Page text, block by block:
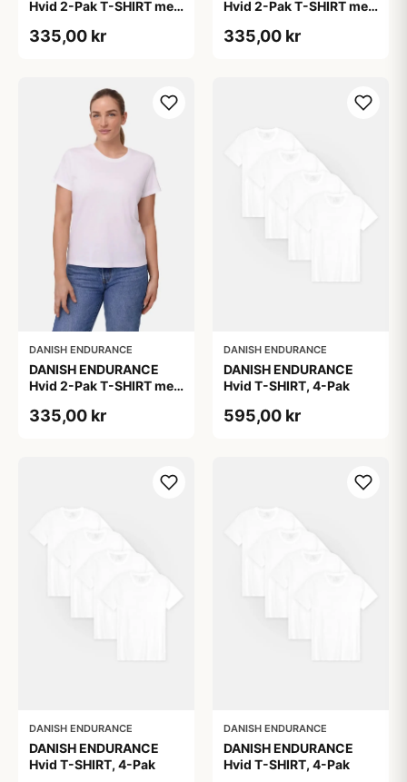
Hvid 2-Pak T-SHIRT med
Bomuld
335,00 kr
Hvid 2-Pak T-SHIRT med
Bomuld
335,00 kr
DANISH ENDURANCE
DANISH ENDURANCE
Hvid 2-Pak T-SHIRT med
Bomuld
335,00 kr
DANISH ENDURANCE
DANISH ENDURANCE
Hvid T-SHIRT, 4-Pak
595,00 kr
DANISH ENDURANCE
DANISH ENDURANCE
Hvid T-SHIRT, 4-Pak
DANISH ENDURANCE
DANISH ENDURANCE
Hvid T-SHIRT, 4-Pak